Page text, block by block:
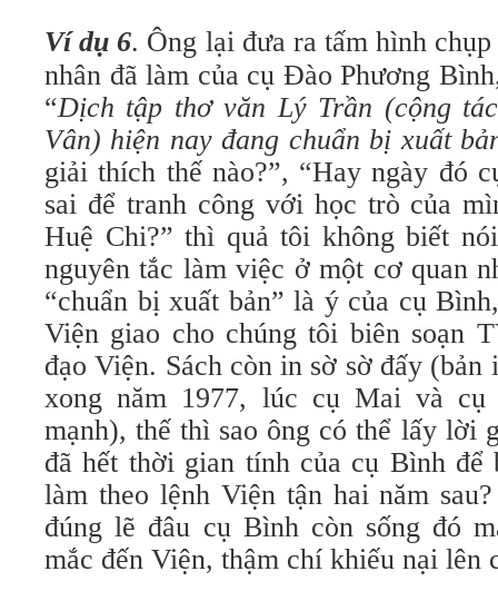
Ví dụ 6. Ông lại đưa ra tấm hình
nhân đã làm của cụ Đào Phương
“Dịch tập thơ văn Lý Trần (cộng
Vân) hiện nay đang chuẩn bị xuất
giải thích thế nào?”, “Hay ngày đó
sai để tranh công với học trò của
Huệ Chi?” thì quả tôi không biết
nguyên tắc làm việc ở một cơ quan
“chuẩn bị xuất bản” là ý của cụ
Viện giao cho chúng tôi biên soạn
đạo Viện. Sách còn in sờ sờ đấy (bản
xong năm 1977, lúc cụ Mai và cụ
mạnh), thế thì sao ông có thể lấy lời
đã hết thời gian tính của cụ Bình để
làm theo lệnh Viện tận hai năm
đúng lẽ đâu cụ Bình còn sống đó
mắc đến Viện, thậm chí khiếu nại lên